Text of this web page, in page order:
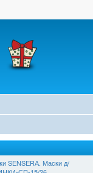
SЕNSЕRА. Маски д/